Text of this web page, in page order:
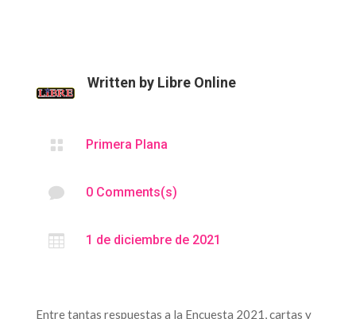
Written by Libre Online
 Primera Plana
 0 Comments(s)
 1 de diciembre de 2021
Entre tantas respuestas a la Encuesta 2021, cartas y